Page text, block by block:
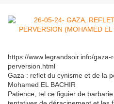
https://www.legrandsoir.info/
perversion.html
Gaza : reflet du cynisme et de la
Mohamed EL BACHIR
Patience, tel ce figuier de